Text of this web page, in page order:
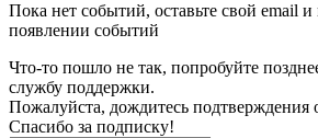
Пока нет событий, оставьте свой email
появлении событий
Что-то пошло не так, попробуйте
службу поддержки.
Пожалуйста, дождитесь подтверждения
Спасибо за подписку!